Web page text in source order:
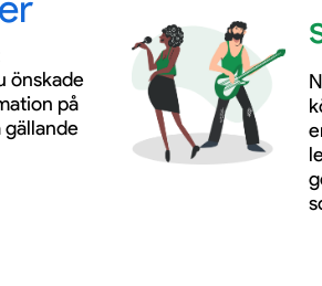
önskade
på